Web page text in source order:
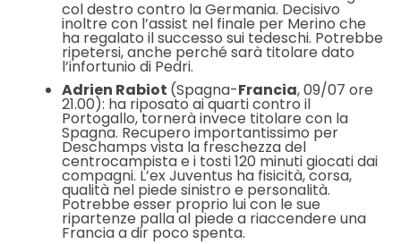
col destro contro la Germania. Decisivo
inoltre con l’assist nel finale per Merino che
ha regalato il successo sui tedeschi. Potrebbe
ripetersi, anche perché sarà titolare dato
l’infortunio di Pedri.
Adrien Rabiot (Spagna-Francia, 09/07 ore
21.00): ha riposato ai quarti contro il
Portogallo, tornerà invece titolare con la
Spagna. Recupero importantissimo per
Deschamps vista la freschezza del
centrocampista e i tosti 120 minuti giocati dai
compagni. L’ex Juventus ha fisicità, corsa,
qualità nel piede sinistro e personalità.
Potrebbe esser proprio lui con le sue
ripartenze palla al piede a riaccendere una
Francia a dir poco spenta.